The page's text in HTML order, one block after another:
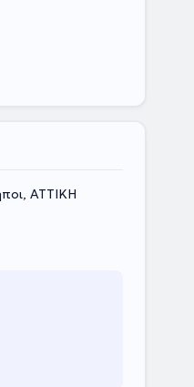
ΑΤΤΙΚΗ